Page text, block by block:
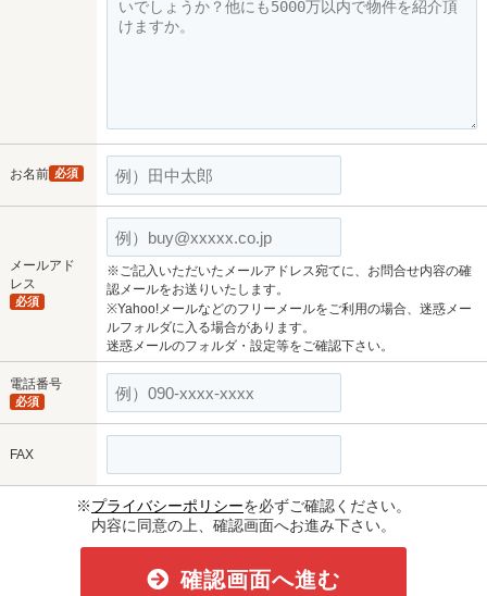
お名前 必須
メールアド
レス
必須
※ご記入いただいたメールアドレス宛てに、お問合せ内容の確
認メールをお送りいたします。
※Yahoo!メールなどのフリーメールをご利用の場合、迷惑メー
ルフォルダに入る場合があります。
迷惑メールのフォルダ・設定等をご確認下さい。
電話番号
必須
FAX
※プライバシーポリシーを必ずご確認ください。
内容に同意の上、確認画面へお進み下さい。
確認画面へ進む